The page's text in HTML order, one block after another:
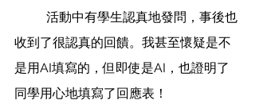
收到了很認真的回饋。我甚至懷疑是不
是用AI填寫的，但即使是AI，也證明了
同學用心地填寫了回應表！